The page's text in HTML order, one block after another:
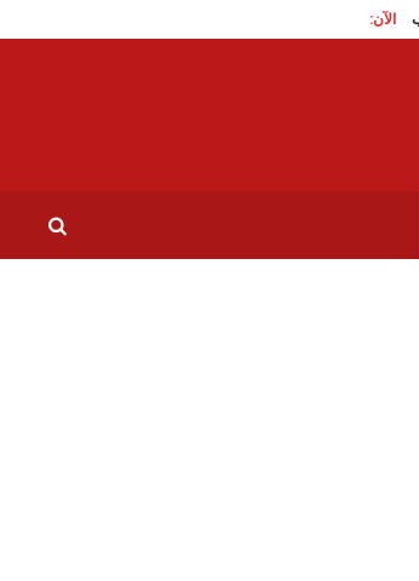
الآن:وقفة غضب بسبب حرمانهم من الحق في العلاج المكفول